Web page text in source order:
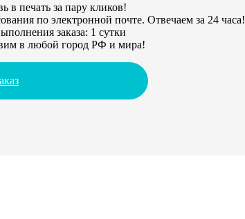
в печать за пару кликов!
по электронной почте. Отвечаем за 24 часа!
заказа: 1 сутки
в любой город РФ и мира!